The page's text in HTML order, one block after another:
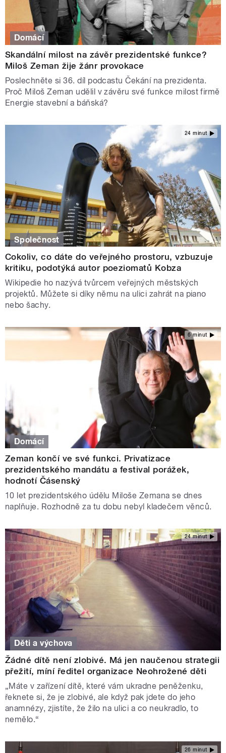
Domácí
Skandální milost na závěr prezidentské funkce?
Miloš Zeman žije žánr provokace
Poslechněte si 36. díl podcastu Čekání na prezidenta.
Proč Miloš Zeman udělil v závěru své funkce milost firmě
Energie stavební a báňská?
24 minut
Společnost
Cokoliv, co dáte do veřejného prostoru, vzbuzuje
kritiku, podotýká autor poeziomatů Kobza
Wikipedie ho nazývá tvůrcem veřejných městských
projektů. Můžete si díky němu na ulici zahrát na piano
nebo šachy.
6 minut
Domácí
Zeman končí ve své funkci. Privatizace
prezidentského mandátu a festival porážek,
hodnotí Čásenský
10 let prezidentského údělu Miloše Zemana se dnes
naplňuje. Rozhodně za tu dobu nebyl kladečem věnců.
24 minut
Děti a výchova
Žádné dítě není zlobivé. Má jen naučenou strategii
přežití, míní ředitel organizace Neohrožené děti
„Máte v zařízení dítě, které vám ukradne peněženku,
řeknete si, že je zlobivé, ale když pak jdete do jeho
anamnézy, zjistíte, že žilo na ulici a co neukradlo, to
nemělo.“
26 minut